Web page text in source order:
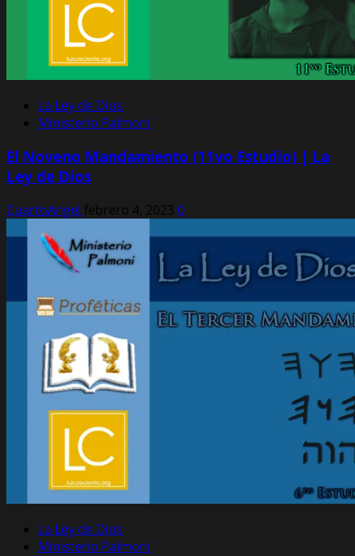
La Ley de Dios
Ministerio Palmoni
El Noveno Mandamiento (11vo Estudio) | La
Ley de Dios
CuartoAngel febrero 4, 2023 0
La Ley de Dios
Ministerio Palmoni